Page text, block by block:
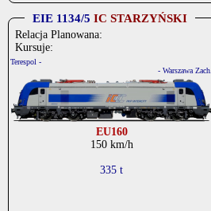
EIE 1134/5 IC STARZYŃSKI
Relacja Planowana:
Kursuje:
Terespol -
- Warszawa Zach.
EU160
150 km/h
335 t